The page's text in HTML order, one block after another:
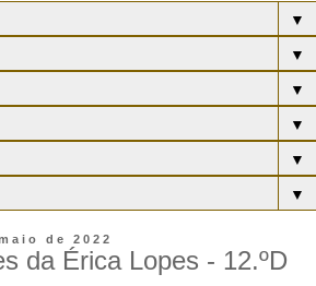
▼
▼
▼
▼
▼
▼
de 2022
da Érica Lopes - 12.ºD